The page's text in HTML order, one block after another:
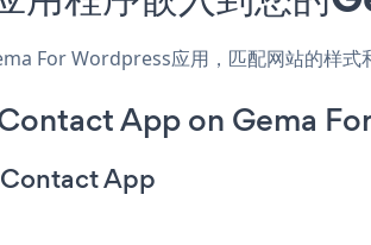
For Wordpress应用，匹配网站的样
App on Gema
App